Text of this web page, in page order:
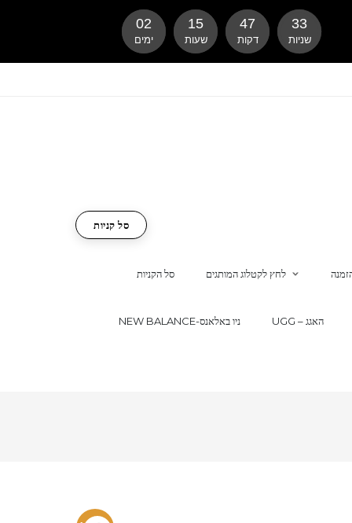
סל הקניות לחץ לקטלוג המותגים
NEW BALANCE-ניו באלאנס UGG – האגג
סל קניות
02
ימים
15
שעות
47
דקות
32
שניות